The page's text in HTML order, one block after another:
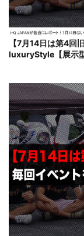
【7月14日は第4回
luxuryStyle【展示